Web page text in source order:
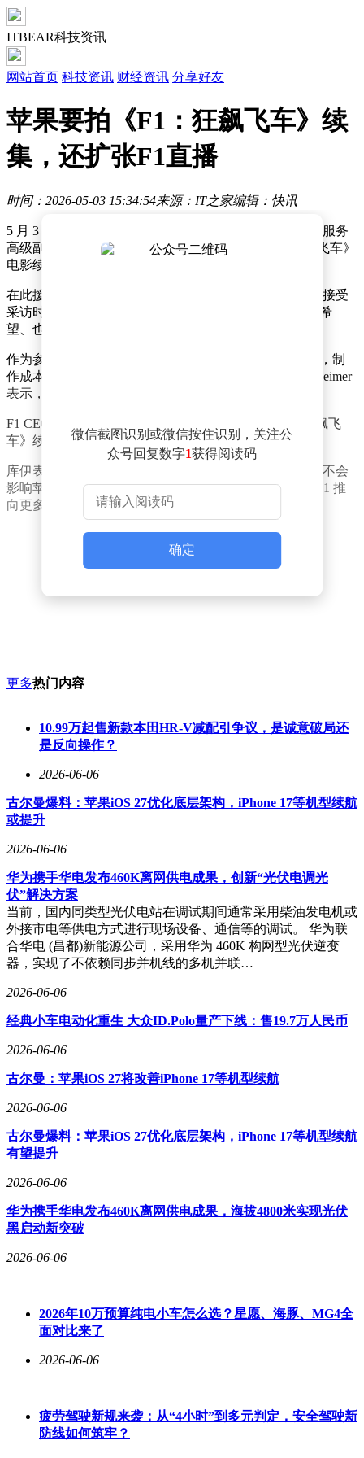
ITBEAR科技资讯
网站首页 科技资讯 财经资讯 分享好友
苹果要拍《F1：狂飙飞车》续
集，还扩张F1直播
时间：2026-05-03 15:34:54来源：IT之家编辑：快讯
5 月 3 日消息，据科技媒体 Appleinsider 昨天报道，苹果服务
高级副总裁埃迪 · 库伊表示，公司希望拍摄《F1：狂飙飞车》
电影续集，未来将持续投入 F1 赛车领域。
在此援引 Appleinsider，库伊在 5 月 1 日的迈阿密大奖赛接受
采访时谈到《F1》电影和现实的 F1 赛车，他表示：“我希
望、也预计会有续集”。
作为参考，《F1：狂飙飞车》电影全球票房超 6 亿美元，制
作成本预估为 2 亿美元。今年 2 月，制片人 Jerry Bruckheimer
表示，已经在着手制作续集。
F1 CEO Stefano Domenicali 曾在今年初透露，《F1：狂飙飞
车》续集不会在今年内上映，但未来可能出现。
库伊表示，F1 赛车的直播版权并非全球统一授权，但这不会
影响苹果布局 F1 的计划。他希望通过流媒体转播，将 F1 推
向更多地区市场。
微信截图识别或微信按住识别，关注公
众号回复数字1获得阅读码
确定
更多热门内容
10.99万起售新款本田HR-V减配引争议，是诚意破局还
是反向操作？
2026-06-06
古尔曼爆料：苹果iOS 27优化底层架构，iPhone 17等机型续航
或提升
2026-06-06
华为携手华电发布460K离网供电成果，创新“光伏电调光
伏”解决方案
当前，国内同类型光伏电站在调试期间通常采用柴油发电机或
外接市电等供电方式进行现场设备、通信等的调试。 华为联
合华电 (昌都)新能源公司，采用华为 460K 构网型光伏逆变
器，实现了不依赖同步并机线的多机并联…
2026-06-06
经典小车电动化重生 大众ID.Polo量产下线：售19.7万人民币
2026-06-06
古尔曼：苹果iOS 27将改善iPhone 17等机型续航
2026-06-06
古尔曼爆料：苹果iOS 27优化底层架构，iPhone 17等机型续航
有望提升
2026-06-06
华为携手华电发布460K离网供电成果，海拔4800米实现光伏
黑启动新突破
2026-06-06
2026年10万预算纯电小车怎么选？星愿、海豚、MG4全
面对比来了
2026-06-06
疲劳驾驶新规来袭：从“4小时”到多元判定，安全驾驶新
防线如何筑牢？